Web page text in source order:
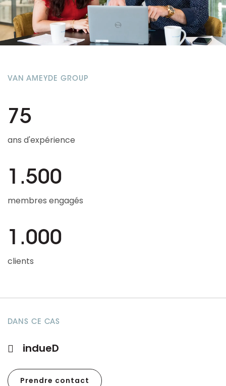
VAN AMEYDE GROUP
75
ans d'expérience
1.500
membres engagés
1.000
clients
DANS CE CAS
indueD
Prendre contact